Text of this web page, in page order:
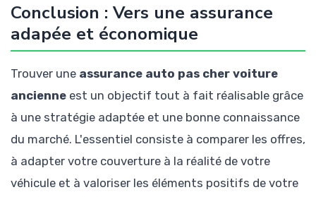
Conclusion : Vers une assurance
adapée et économique
Trouver une assurance auto pas cher voiture
ancienne est un objectif tout à fait réalisable grâce
à une stratégie adaptée et une bonne connaissance
du marché. L'essentiel consiste à comparer les offres,
à adapter votre couverture à la réalité de votre
véhicule et à valoriser les éléments positifs de votre